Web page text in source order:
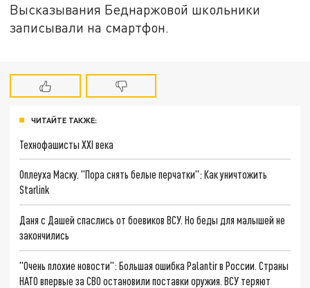
Высказывания Беднаржовой школьники
записывали на смартфон.
ЧИТАЙТЕ ТАКЖЕ:
Технофашисты XXI века
Оплеуха Маску. "Пора снять белые перчатки": Как уничтожить
Starlink
Даня с Дашей спаслись от боевиков ВСУ. Но беды для малышей не
закончились
"Очень плохие новости": Большая ошибка Palantir в России. Страны
НАТО впервые за СВО остановили поставки оружия. ВСУ теряют